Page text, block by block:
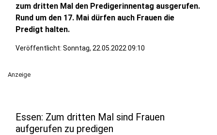
zum dritten Mal den Predigerinnentag ausgerufen.
Rund um den 17. Mai dürfen auch Frauen die
Predigt halten.
Veröffentlicht: Sonntag, 22.05.2022 09:10
Anzeige
Essen: Zum dritten Mal sind Frauen
aufgerufen zu predigen